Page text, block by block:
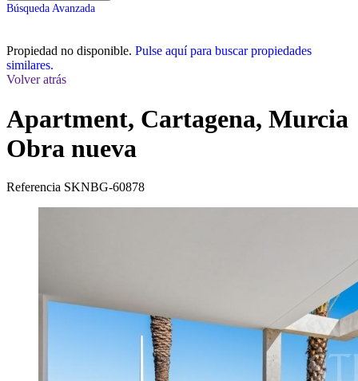
Búsqueda Avanzada
Propiedad no disponible. Pulse aquí para buscar propiedades
similares.
Volver atrás
Apartment, Cartagena, Murcia
Obra nueva
Referencia SKNBG-60878